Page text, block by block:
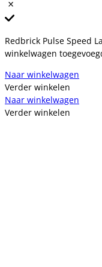
Redbrick Pulse Speed
winkelwagen
Naar winkelwagen
Verder winkelen
Naar winkelwagen
Verder winkelen